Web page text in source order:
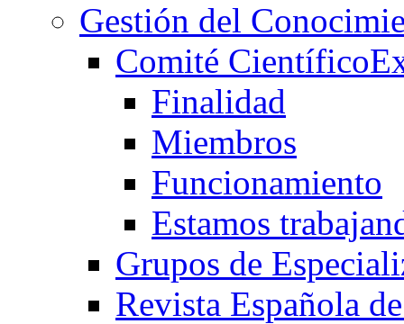
Gestión del
Comité Científico
Finalidad
Miembros
Funcionamiento
Estamos
Grupos de
Revista Española